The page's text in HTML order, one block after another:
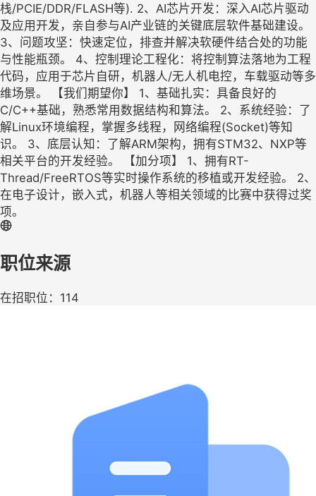
栈/PCIE/DDR/FLASH等). 2、AI芯片开发：深入AI芯片驱动
及应用开发，亲自参与AI产业链的关键底层软件基础建设。
3、问题攻坚：快速定位，排查并解决软硬件结合处的功能
与性能瓶颈。 4、控制理论工程化：将控制算法落地为工程
代码，应用于芯片自研，机器人/无人机电控，车载驱动等多
维场景。 【我们期望你】 1、基础扎实：具备良好的
C/C++基础，熟悉常用数据结构和算法。 2、系统经验：了
解Linux环境编程，掌握多线程，网络编程(Socket)等知
识。 3、底层认知：了解ARM架构，拥有STM32、NXP等
相关平台的开发经验。 【加分项】 1、拥有RT-
Thread/FreeRTOS等实时操作系统的移植或开发经验。 2、
在电子设计，嵌入式，机器人等相关领域的比赛中获得过奖
项。
职位来源
在招职位：114